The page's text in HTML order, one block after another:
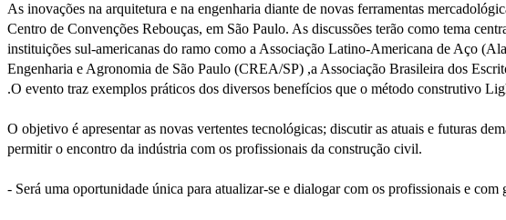
As inovações na arquitetura e na engenharia diante de novas ferramentas
Centro de Convenções Rebouças, em São Paulo. As discussões terão como tema
instituições sul-americanas do ramo como a Associação Latino-Americana de Aço
Engenharia e Agronomia de São Paulo (CREA/SP) ,a Associação Brasileira dos
.O evento traz exemplos práticos dos diversos benefícios que o método construtivo
O objetivo é apresentar as novas vertentes tecnológicas; discutir as atuais e futuras
permitir o encontro da indústria com os profissionais da construção civil.
- Será uma oportunidade única para atualizar-se e dialogar com os profissionais e